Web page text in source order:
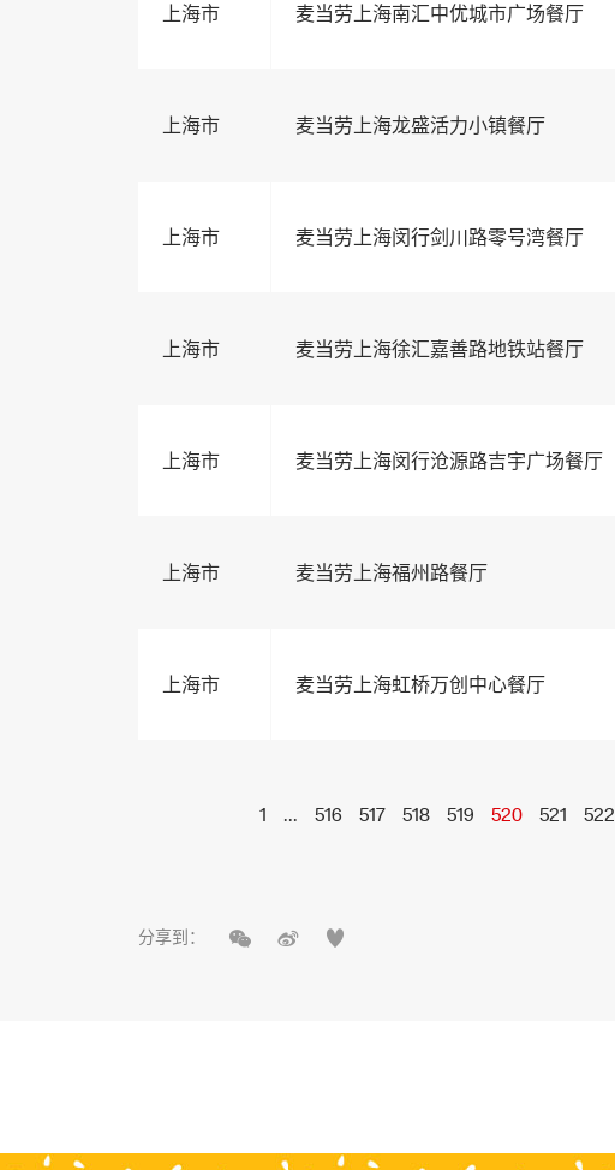
上海市 麦当劳上海南汇中优城市广场餐厅
上海市 麦当劳上海龙盛活力小镇餐厅
上海市 麦当劳上海闵行剑川路零号湾餐厅
上海市 麦当劳上海徐汇嘉善路地铁站餐厅
上海市 麦当劳上海闵行沧源路吉宇广场餐厅
上海市 麦当劳上海福州路餐厅
上海市 麦当劳上海虹桥万创中心餐厅
1 ... 516 517 518 519 520 521 522
分享到：   